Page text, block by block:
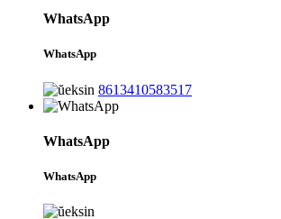
WhatsApp
WhatsApp
8613410583517
WhatsApp
WhatsApp